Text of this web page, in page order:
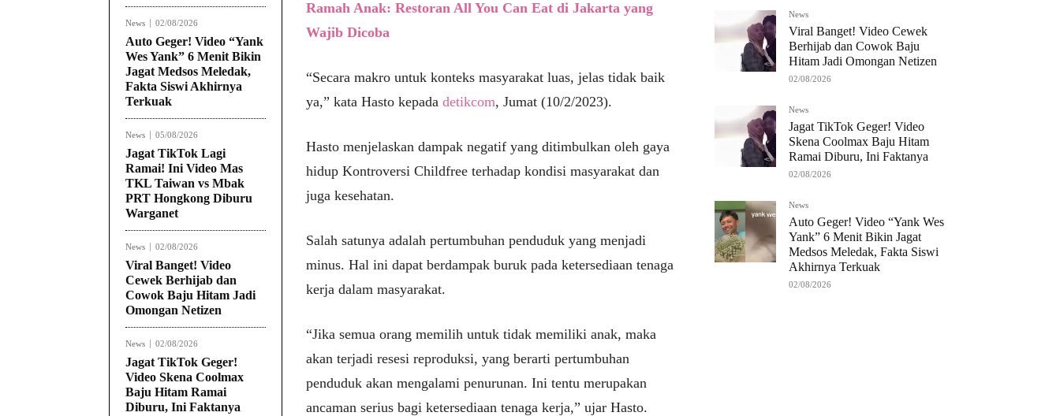
News 02/08/2026
Auto Geger! Video “Yank
Wes Yank” 6 Menit Bikin
Jagat Medsos Meledak,
Fakta Siswi Akhirnya
Terkuak
News 05/08/2026
Jagat TikTok Lagi
Ramai! Ini Video Mas
TKL Taiwan vs Mbak
PRT Hongkong Diburu
Warganet
News 02/08/2026
Viral Banget! Video
Cewek Berhijab dan
Cowok Baju Hitam Jadi
Omongan Netizen
News 02/08/2026
Jagat TikTok Geger!
Video Skena Coolmax
Baju Hitam Ramai
Diburu, Ini Faktanya
Ramah Anak: Restoran All You Can Eat di Jakarta yang
Wajib Dicoba
“Secara makro untuk konteks masyarakat luas, jelas tidak baik
ya,” kata Hasto kepada detikcom, Jumat (10/2/2023).
Hasto menjelaskan dampak negatif yang ditimbulkan oleh gaya
hidup Kontroversi Childfree terhadap kondisi masyarakat dan
juga kesehatan.
Salah satunya adalah pertumbuhan penduduk yang menjadi
minus. Hal ini dapat berdampak buruk pada ketersediaan tenaga
kerja dalam masyarakat.
“Jika semua orang memilih untuk tidak memiliki anak, maka
akan terjadi resesi reproduksi, yang berarti pertumbuhan
penduduk akan mengalami penurunan. Ini tentu merupakan
ancaman serius bagi ketersediaan tenaga kerja,” ujar Hasto.
News
Viral Banget! Video Cewek
Berhijab dan Cowok Baju
Hitam Jadi Omongan Netizen
02/08/2026
News
Jagat TikTok Geger! Video
Skena Coolmax Baju Hitam
Ramai Diburu, Ini Faktanya
02/08/2026
News
Auto Geger! Video “Yank Wes
Yank” 6 Menit Bikin Jagat
Medsos Meledak, Fakta Siswi
Akhirnya Terkuak
02/08/2026